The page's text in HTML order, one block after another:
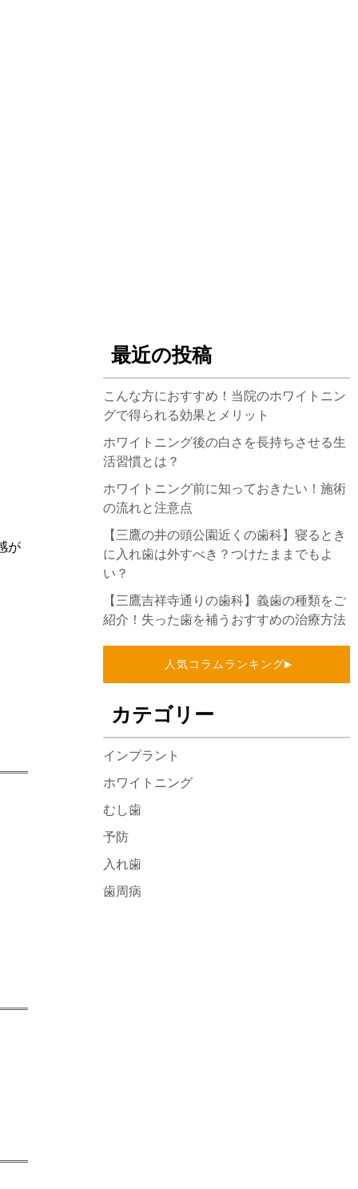
が
最近の投稿
こんな方におすすめ！当院のホワイトニン
グで得られる効果とメリット
ホワイトニング後の白さを長持ちさせる生
活習慣とは？
ホワイトニング前に知っておきたい！施術
の流れと注意点
【三鷹の井の頭公園近くの歯科】寝るとき
に入れ歯は外すべき？つけたままでもよ
い？
【三鷹吉祥寺通りの歯科】義歯の種類をご
紹介！失った歯を補うおすすめの治療方法
▶
人気コラムランキング
カテゴリー
インプラント
ホワイトニング
むし歯
予防
入れ歯
歯周病